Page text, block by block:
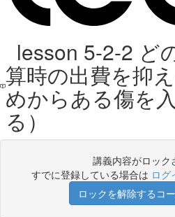
lesson 5-2-2 ど
算時の出費を抑
めからある傷を
る）
講義内容がロック
すでに登録している場合は ログ
ロックを解除するコ